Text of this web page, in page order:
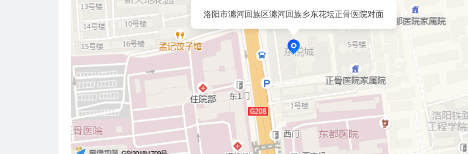
洛阳市瀍河回族区瀍河回族乡东花坛正骨医院对面